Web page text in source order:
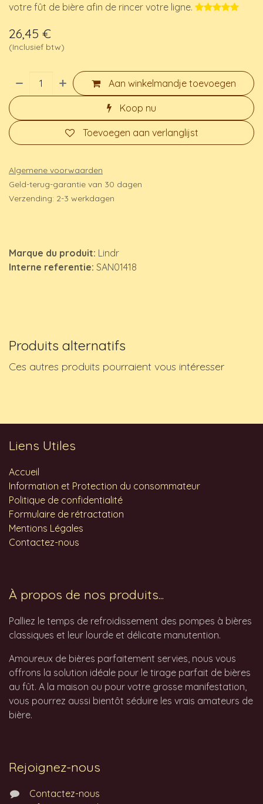
votre fût de bière afin de rincer votre ligne. ​
26,45 €
(Inclusief btw)
Aan winkelmandje toevoegen
Koop nu
Toevoegen aan verlanglijst
Algemene voorwaarden
Geld-terug-garantie van 30 dagen
Verzending: 2-3 werkdagen
Marque du produit: Lindr
Interne referentie: SAN01418
Produits alternatifs
Ces autres produits pourraient vous intéresser
Liens Utiles
Accueil
Information et Protection du consommateur
Politique de confidentialité
Formulaire de rétractation
Mentions Légales
Contactez-nous
À propos de nos produits...
Palliez le temps de refroidissement des pompes à bières
classiques et leur lourde et délicate manutention.
Amoureux de bières parfaitement servies, nous vous
offrons la solution idéale pour le tirage parfait de bières
au fût. A la maison ou pour votre grosse manifestation,
vous pourrez aussi bientôt séduire les vrais amateurs de
bière.
Rejoignez-nous
Contactez-nous